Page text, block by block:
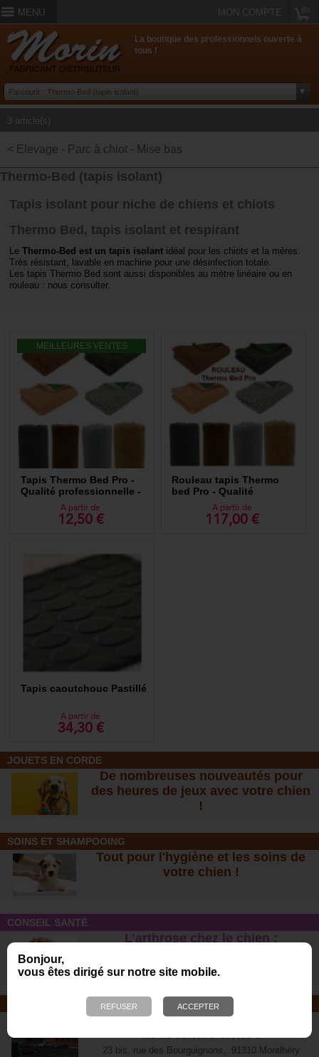
Bonjour,
vous êtes dirigé sur notre site mobile.
MENU MON COMPTE
La boutique des professionnels ouverte à
tous !
3 article(s)
< Elevage - Parc à chiot - Mise bas
Thermo-Bed (tapis isolant)
Tapis isolant pour niche de chiens et chiots
Thermo Bed, tapis isolant et respirant
LeThermo-Bed est un tapis isolant idéal pour les chiots et la mères.
Très résistant, lavable en machine pour une désinfection totale.
Les tapis Thermo Bed sont aussi disponibles au mètre linéaire ou en
rouleau : nous consulter.
MEILLEURES VENTES
Tapis Thermo Bed Pro -
Qualité professionnelle -
Recommandé par Morin
A partir de
12,50 €
Rouleau tapis Thermo
bed Pro - Qualité
professionnelle
A partir de
117,00 €
Tapis caoutchouc Pastillé
A partir de
34,30 €
JOUETS EN CORDE
De nombreuses nouveautés pour
des heures de jeux avec votre chien
!
SOINS ET SHAMPOOING
Tout pour l'hygiène et les soins de
votre chien !
CONSEIL SANTÉ
L’arthrose chez le chien :
Plus de 6 000 références - Venez
nous rendre visite !
23 bis, rue des Bourguignons, 91310 Montlhéry